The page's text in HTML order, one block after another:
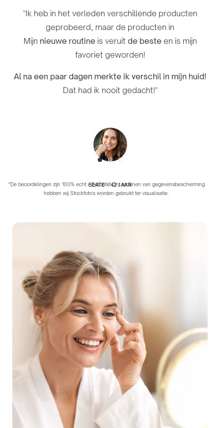
"Ik heb in het verleden verschillende producten
geprobeerd, maar de producten in
Mijn nieuwe routineis veruit de besteen is mijn
favoriet geworden!
Al na een paar dagen merkte ik verschil in mijn huid!
Dat had ik nooit gedacht!"
BEATE - 42 JAAR
gebruik zijn er duidelijke verbeteringen zichtbaar!
Ik heb last van acneen geen enkel product of crème
heeft mij tot nu toe zo goed geholpen. "Ik raad het
DOYNA - 27 JAAR
jarenlang worstelde met vlekjes en af ​​en toe acne. Ik
al na een paar weken merkbare resultaten
Ik kan niet wachten om de resultaten op lange
termijn te zien!"
*De beoordelingen zijn 100% echt – beloofd! Om redenen van gegevensbescherming
hebben wij Stockfoto's worden gebruikt ter visualisatie.